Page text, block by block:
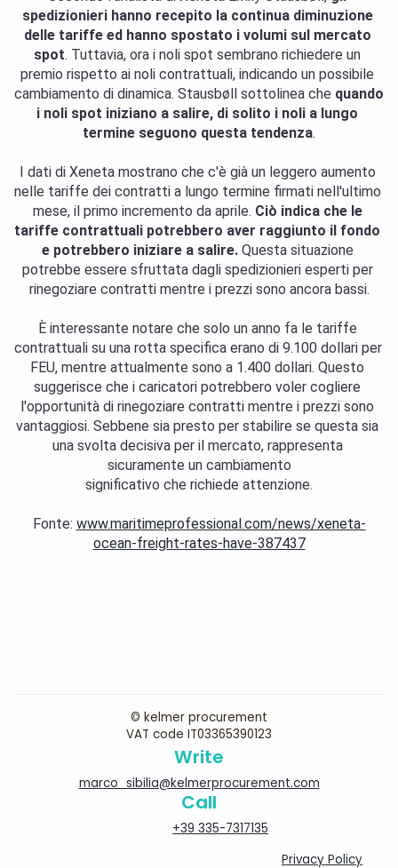
spedizionieri hanno recepito la continua diminuzione
delle tariffe ed hanno spostato i volumi sul mercato
spot. Tuttavia, ora i noli spot sembrano richiedere un
premio rispetto ai noli contrattuali, indicando un possibile
cambiamento di dinamica. Stausbøll sottolinea che quando
i noli spot iniziano a salire, di solito i noli a lungo
termine seguono questa tendenza.
I dati di Xeneta mostrano che c'è già un leggero aumento
nelle tariffe dei contratti a lungo termine firmati nell'ultimo
mese, il primo incremento da aprile. Ciò indica che le
tariffe contrattuali potrebbero aver raggiunto il fondo
e potrebbero iniziare a salire. Questa situazione
potrebbe essere sfruttata dagli spedizionieri esperti per
rinegoziare contratti mentre i prezzi sono ancora bassi.
È interessante notare che solo un anno fa le tariffe
contrattuali su una rotta specifica erano di 9.100 dollari per
FEU, mentre attualmente sono a 1.400 dollari. Questo
suggerisce che i caricatori potrebbero voler cogliere
l'opportunità di rinegoziare contratti mentre i prezzi sono
vantaggiosi. Sebbene sia presto per stabilire se questa sia
una svolta decisiva per il mercato, rappresenta
sicuramente un cambiamento
significativo che richiede attenzione.
Fonte: www.maritimeprofessional.com/news/xeneta-
ocean-freight-rates-have-387437
© kelmer procurement
VAT code IT03365390123
Write
marco_sibilia@kelmerprocurement.com
Call
+39 335-7317135
Privacy Policy